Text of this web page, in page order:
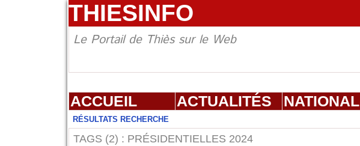
THIESINFO
Le Portail de Thiès sur le Web
ACCUEIL ACTUALITÉS NATIONAL
RÉSULTATS RECHERCHE
TAGS (2) : PRÉSIDENTIELLES 2024